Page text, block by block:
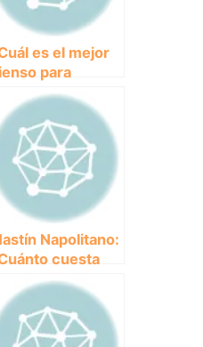
es el mejor
para
las
más
para tu
amigo
Napolitano:
cuesta
de perro?